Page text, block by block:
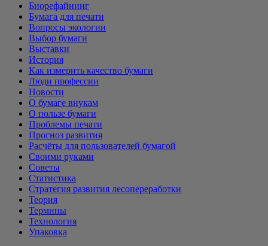
Биорефайнинг
Бумага для печати
Вопросы экологии
Выбор бумаги
Выставки
История
Как измерить качество бумаги
Люди профессии
Новости
О бумаге внукам
О пользе бумаги
Проблемы печати
Прогноз развития
Расчёты для пользователей бумагой
Своими руками
Советы
Статистика
Стратегия развития лесопереработки
Теория
Термины
Технология
Упаковка